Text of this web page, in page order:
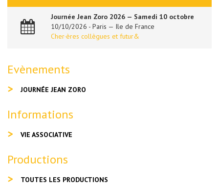
Journée Jean Zoro 2026 — Samedi 10 octobre
10/10/2026 - Paris — Ile de France
Cher·ères collègues et futur&
Evènements
JOURNÉE JEAN ZORO
Informations
VIE ASSOCIATIVE
Productions
TOUTES LES PRODUCTIONS